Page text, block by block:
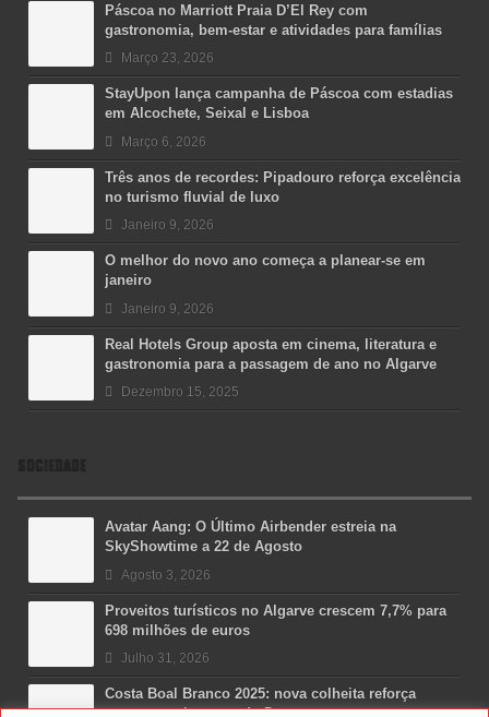
Páscoa no Marriott Praia D’El Rey com
gastronomia, bem-estar e atividades para famílias
Março 23, 2026
StayUpon lança campanha de Páscoa com estadias
em Alcochete, Seixal e Lisboa
Março 6, 2026
Três anos de recordes: Pipadouro reforça excelência
no turismo fluvial de luxo
Janeiro 9, 2026
O melhor do novo ano começa a planear-se em
janeiro
Janeiro 9, 2026
Real Hotels Group aposta em cinema, literatura e
gastronomia para a passagem de ano no Algarve
Dezembro 15, 2025
SOCIEDADE
Avatar Aang: O Último Airbender estreia na
SkyShowtime a 22 de Agosto
Agosto 3, 2026
Proveitos turísticos no Algarve crescem 7,7% para
698 milhões de euros
Julho 31, 2026
Costa Boal Branco 2025: nova colheita reforça
aposta nos brancos do Douro